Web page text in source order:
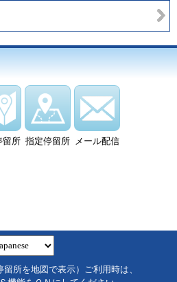
留所 指定停留所 メール配信
所を地図で表示）ご利用時は、